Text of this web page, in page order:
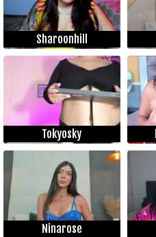
Sharoonhill
Tokyosky
Ninarose